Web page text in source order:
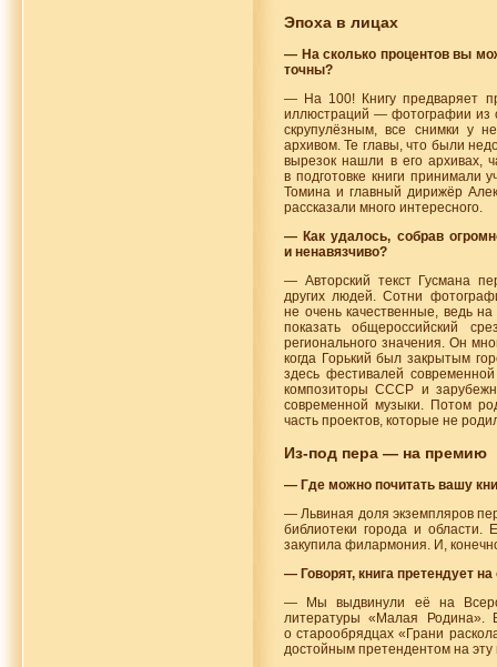
Эпоха в лицах
— На сколько процентов вы
точны?
— На 100! Книгу предваряет
иллюстраций — фотографии из
скрупулёзным, все снимки у
архивом. Те главы, что были
вырезок нашли в его архивах,
в подготовке книги принимали
Томина и главный дирижёр
рассказали много интересного.
— Как удалось, собрав
и ненавязчиво?
— Авторский текст Гусмана
других людей. Сотни
не очень качественные, ведь
показать общероссийский
регионального значения. Он
когда Горький был закрытым
здесь фестивалей
композиторы СССР и
современной музыки. Потом
часть проектов, которые не
Из-под пера — на премию
— Где можно почитать вашу
— Львиная доля экземпляров
библиотеки города и
закупила филармония. И,
— Говорят, книга претендует
— Мы выдвинули её на
литературы «Малая
о старообрядцах «Грани
достойным претендентом на